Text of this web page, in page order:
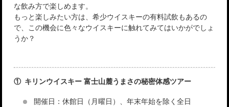
な飲み方で楽しめます。
もっと楽しみたい方は、希少ウイスキーの有料試飲もあるの
で、この機会に色々なウイスキーに触れてみてはいかがでしょ
うか？
① キリンウイスキー 富士山麓うまさの秘密体感ツアー
開催日：休館日（月曜日）、年末年始を除く全日